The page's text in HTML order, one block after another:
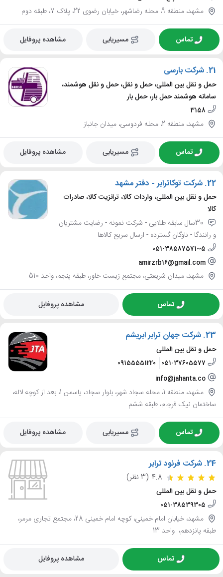
مشهد، منطقه 9، محله رضاشهر، خیابان رضوی 22، پلاک 7، طبقه دوم
تماس مسیریابی مشاهده پروفایل
21. شرکت بارسی
حمل و نقل بین المللی، حمل و نقل، حمل و نقل هوشمند،
سامانه هوشمند حمل بار، حمل بار
3158
مشهد، منطقه 2، محله فردوسی، میدان جانباز
تماس مسیریابی مشاهده پروفایل
22. شرکت توکاترابر - دفتر مشهد
حمل و نقل بین المللی، واردات کالا، ترانزیت کالا، صادرات
کالا
30سال سابقه طلایی - شرکت نمونه - رضایت مشتریان
و رانندگا - ناوگان گسترده - ارسال سریع کالاها
051-38587571~5
amirzrb16@gmail.com
مشهد، میدان شریعتی، مجتمع زیست خاور، طبقه پنجم، واحد 510
تماس مشاهده پروفایل
23. شرکت جهان ترابر ابریشم
حمل و نقل بین المللی
051-37605577
09155551220
info@jahanta.co
مشهد، منطقه 1، محله سجاد شهر، بلوار سجاد، یاسمن 1، بعد از کوچه لاله،
ساختمان نیک فرجام، طبقه ششم
تماس مسیریابی مشاهده پروفایل
24. شرکت فرنود ترابر
4.8 (3 نظر)
حمل و نقل بین المللی
051-38539305
مشهد، خیابان امام خمینی، کوچه امام خمینی 28، مجتمع تجاری مرمر،
طبقه پانزدهم، ‌ واحد 13
تماس مشاهده پروفایل